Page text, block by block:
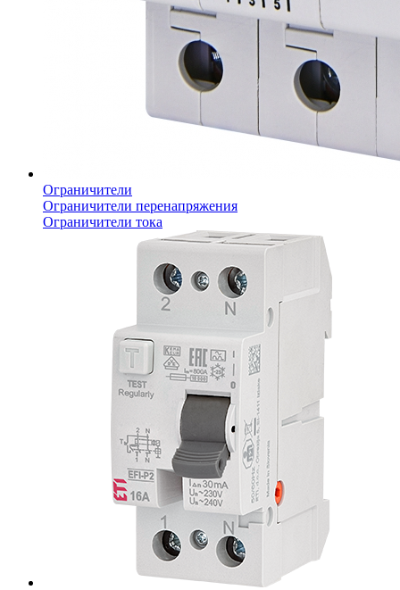
Ограничители
Ограничители перенапряжения
Ограничители тока